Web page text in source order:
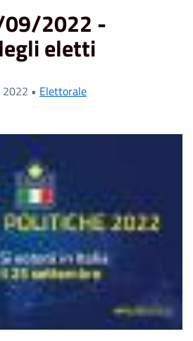
2022 -
eletti
• Elettorale